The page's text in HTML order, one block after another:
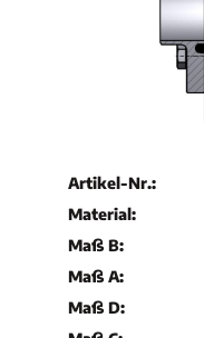
Artikel-Nr.:
Material:
Maß B:
Maß A:
Maß D: